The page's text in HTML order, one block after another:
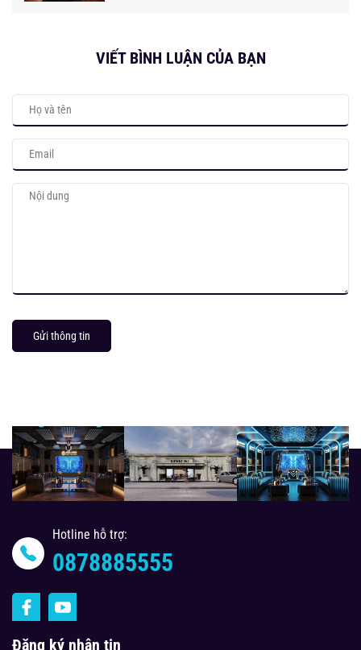
VIẾT BÌNH LUẬN CỦA BẠN
Gửi thông tin
Hotline hỗ trợ:
0878885555
Đăng ký nhận tin